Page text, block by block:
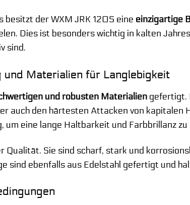
besitzt der WXM JRK 120S eine einzigartige
Dies ist besonders wichtig in kalten
sind.
Materialien für Langlebigkeit
und robusten Materialiengefertigt.
auch den härtesten Attacken von kapitalen
um eine lange Haltbarkeit und Farbbrillanz
Qualität. Sie sind scharf, stark und
sind ebenfalls aus Edelstahl gefertigt und